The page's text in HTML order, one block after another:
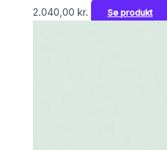
2.040,00 kr. Se produkt